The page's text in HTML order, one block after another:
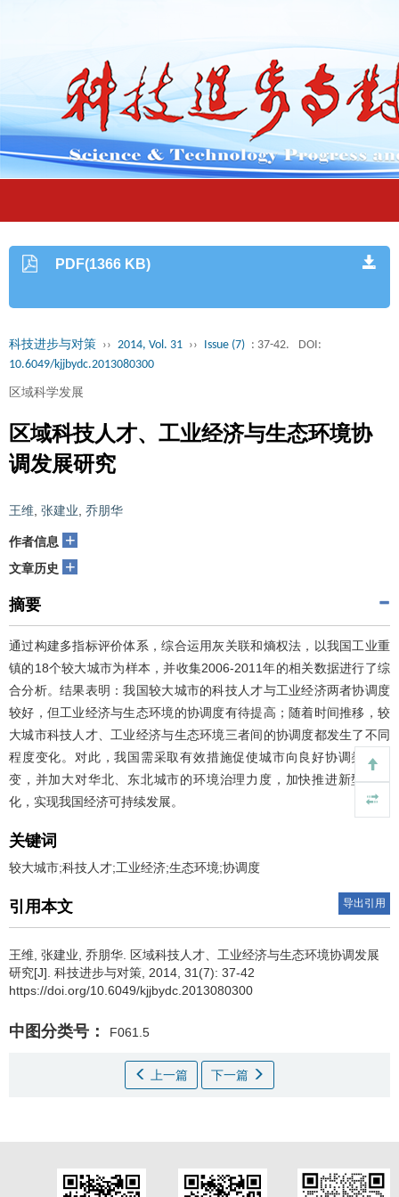
PDF(1366 KB)
科技进步与对策 ›› 2014, Vol. 31 ›› Issue (7) : 37-42.
DOI:
10.6049/kjjbydc.2013080300
区域科学发展
区域科技人才、工业经济与生态环境协
调发展研究
王维 张建业 乔朋华
作者信息 +
文章历史 +
摘要
通过构建多指标评价体系，综合运用灰关联和熵权法，以我国工业重
镇的18个较大城市为样本，并收集2006-2011年的相关数据进行了综
合分析。结果表明：我国较大城市的科技人才与工业经济两者协调度
较好，但工业经济与生态环境的协调度有待提高；随着时间推移，较
大城市科技人才、工业经济与生态环境三者间的协调度都发生了不同
程度变化。对此，我国需采取有效措施促使城市向良好协调类型转
变，并加大对华北、东北城市的环境治理力度，加快推进新型工业
化，实现我国经济可持续发展。
关键词
较大城市;科技人才;工业经济;生态环境;协调度
引用本文 导出引用
王维 张建业 乔朋华
区域科技人才、工业经济与生态环境协调发展
研究[J]. 科技进步与对策, 2014, 31(7): 37-42
https://doi.org/10.6049/kjjbydc.2013080300
中图分类号： F061.5
上一篇 下一篇